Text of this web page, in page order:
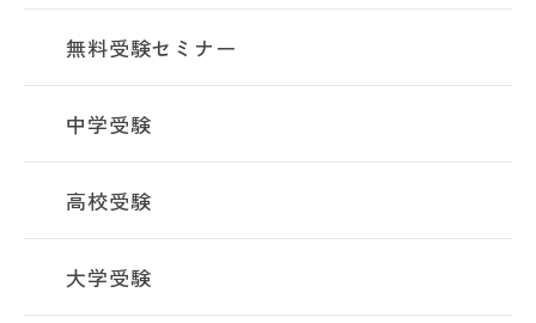
無料受験セミナー
中学受験
高校受験
大学受験